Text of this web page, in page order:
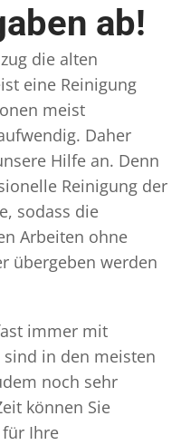
ab!
die alten
eine Reinigung
meist
Daher
Hilfe an. Denn
Reinigung der
sodass die
Arbeiten ohne
übergeben werden
immer mit
sind in den meisten
noch sehr
können Sie
Ihre